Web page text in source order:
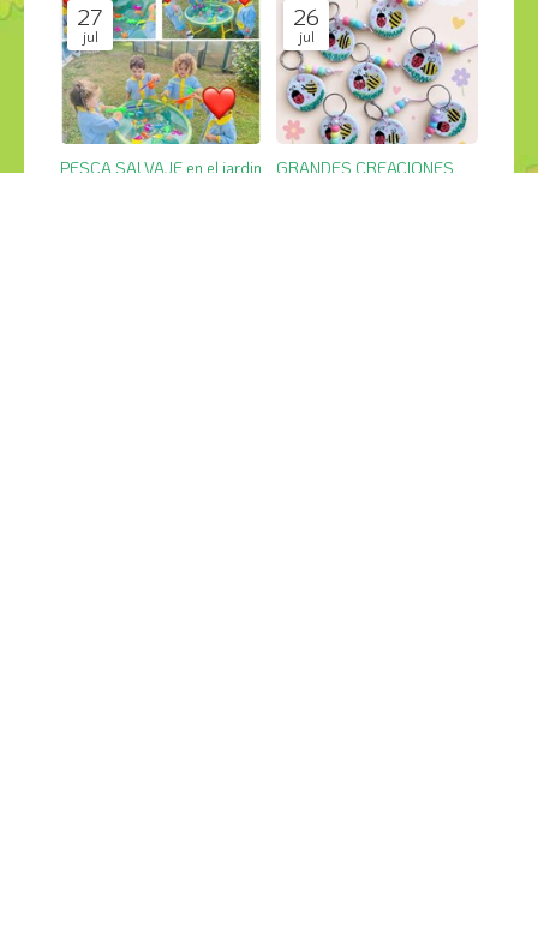
27
jul
PESCA SALVAJE en el jardin
26
jul
GRANDES CREACIONES